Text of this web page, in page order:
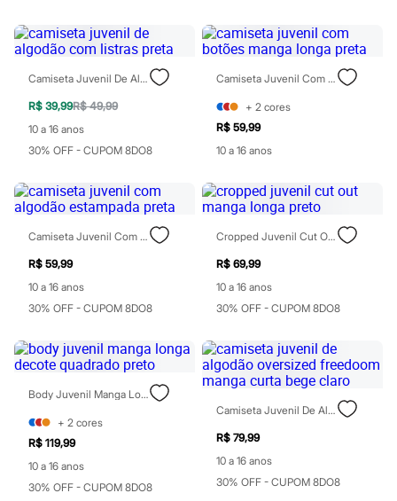
Mindset
Sawary
Yessica
Moda esportiva
Blusas
Calçados
Leggings
Shorts e Bermudas
Moda íntima
Calcinhas
Cintas e Modeladores
Meias
Sutiãs e Tops
Moda praia
Maiôs
Personagens
Plus size
Blusas e Camisetas
Calças
Jeans
Moda esportiva
Shorts e Saias
Vestidos
Masculino
Camiseta Juvenil De Algodão Com Listras Preta
R$ 39,99R$ 49,99
10 a 16 anos
30% OFF - CUPOM 8DO8
Camiseta Juvenil Com Botões Manga Longa Preta
+ 2 cores
R$ 59,99
10 a 16 anos
Camiseta Juvenil Com Algodão Estampada Preta
R$ 59,99
10 a 16 anos
30% OFF - CUPOM 8DO8
Cropped Juvenil Cut Out Manga Longa Preto
R$ 69,99
10 a 16 anos
30% OFF - CUPOM 8DO8
Body Juvenil Manga Longa Decote Quadrado Preto
+ 2 cores
R$ 119,99
10 a 16 anos
30% OFF - CUPOM 8DO8
Camiseta Juvenil De Algodão Oversized Freedoom Manga Curta Bege Claro
R$ 79,99
10 a 16 anos
30% OFF - CUPOM 8DO8